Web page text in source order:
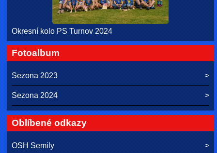
Okresní kolo PS Turnov 2024
Fotoalbum
Sezona 2023
Sezona 2024
Oblíbené odkazy
OSH Semily